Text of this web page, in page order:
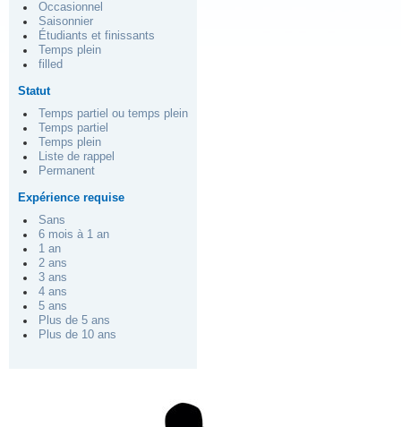
Occasionnel
Saisonnier
Étudiants et finissants
Temps plein
filled
Statut
Temps partiel ou temps plein
Temps partiel
Temps plein
Liste de rappel
Permanent
Expérience requise
Sans
6 mois à 1 an
1 an
2 ans
3 ans
4 ans
5 ans
Plus de 5 ans
Plus de 10 ans